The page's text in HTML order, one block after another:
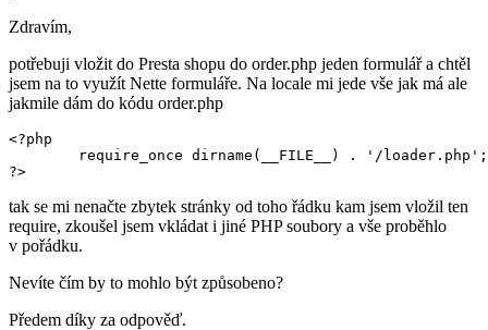
Zdravím,
potřebuji vložit do Presta shopu do order.php jeden formulář a chtěl
jsem na to využít Nette formuláře. Na locale mi jede vše jak má ale
jakmile dám do kódu order.php
<?php
?>
tak se mi nenačte zbytek stránky od toho řádku kam jsem vložil ten
require, zkoušel jsem vkládat i jiné PHP soubory a vše proběhlo
v pořádku.
Nevíte čím by to mohlo být způsobeno?
Předem díky za odpověď.